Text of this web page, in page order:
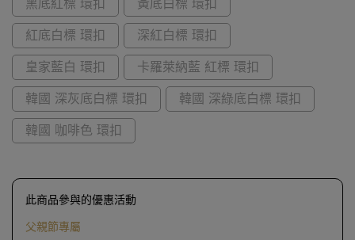
黑底紅標 環扣 黃底白標 環扣
紅底白標 環扣 深紅白標 環扣
皇家藍白 環扣 卡羅萊納藍 紅標 環扣
韓國 深灰底白標 環扣 韓國 深綠底白標 環扣
韓國 咖啡色 環扣
此商品參與的優惠活動
父親節專屬